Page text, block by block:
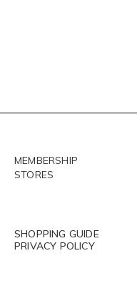
MEMBERSHIP
STORES
SHOPPING GUIDE
PRIVACY POLICY